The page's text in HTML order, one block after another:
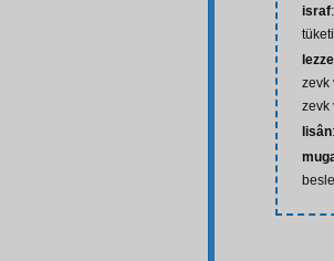
israf
zevk
zevk
lisân